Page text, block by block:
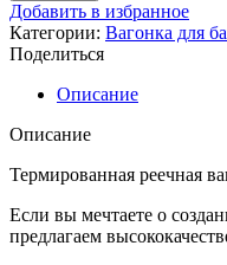
Добавить в избранное
Категории: Вагонка для
Поделиться
Описание
Описание
Термированная реечная
Если вы мечтаете о
предлагаем